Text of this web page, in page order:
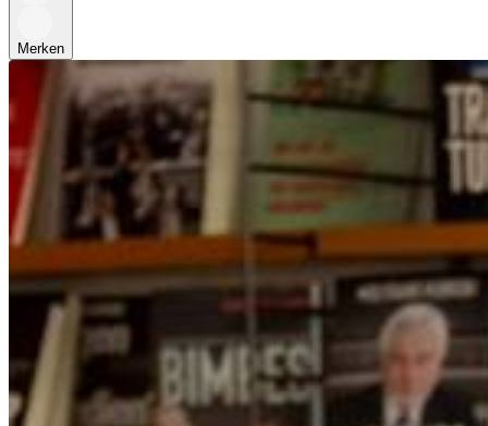
Merken